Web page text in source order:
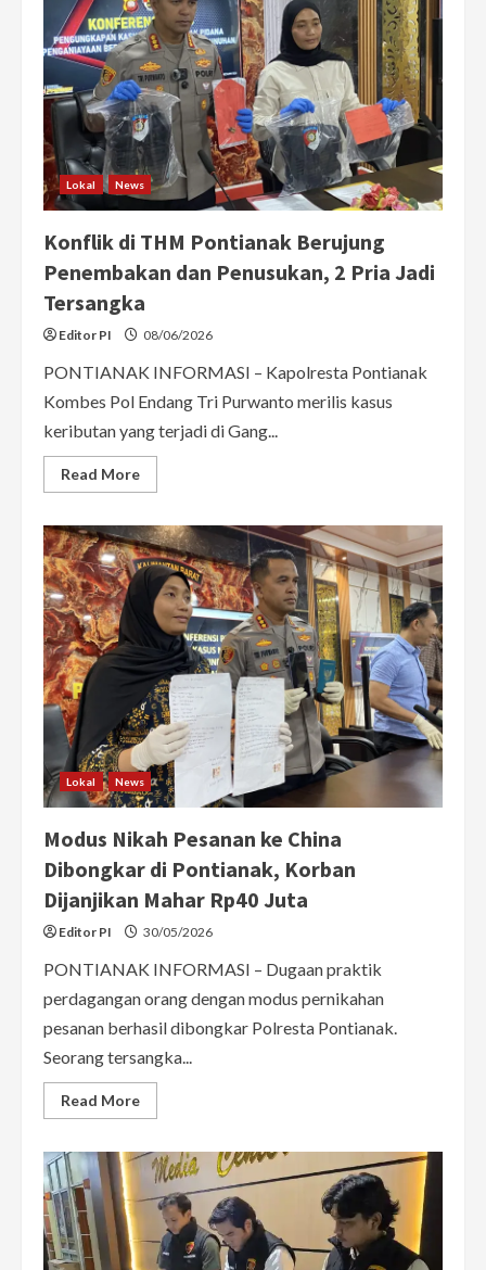
Lokal News
Konflik di THM Pontianak Berujung
Penembakan dan Penusukan, 2 Pria Jadi
Tersangka
Editor PI 08/06/2026
PONTIANAK INFORMASI – Kapolresta Pontianak
Kombes Pol Endang Tri Purwanto merilis kasus
keributan yang terjadi di Gang...
Read MoreRead
more
di
THM
Pontianak
Berujung
Penembakan
dan
Penusukan,
Pria
Jadi
Tersangka
Lokal News
Modus Nikah Pesanan ke China
Dibongkar di Pontianak, Korban
Dijanjikan Mahar Rp40 Juta
Editor PI 30/05/2026
PONTIANAK INFORMASI – Dugaan praktik
perdagangan orang dengan modus pernikahan
pesanan berhasil dibongkar Polresta Pontianak.
Seorang tersangka...
Read MoreRead
more
Nikah
Pesanan
ke
China
Dibongkar
Pontianak,
Korban